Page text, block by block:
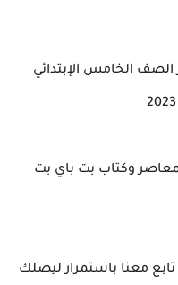
الخامس الإبتدائي
وكتاب بت باي بت
تابع معنا باستمرار ليصلك